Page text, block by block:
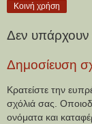
Κοινή χρήση
Δεν υπάρχουν
Δημοσίευση
Κρατείστε την
σχόλιά σας.
ονόματα και